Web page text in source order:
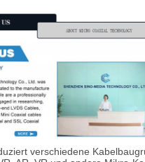
verschiedene